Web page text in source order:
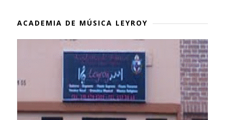
ACADEMIA DE MÚSICA LEYROY